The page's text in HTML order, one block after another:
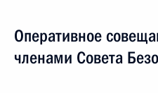
Оперативное
членами Совета